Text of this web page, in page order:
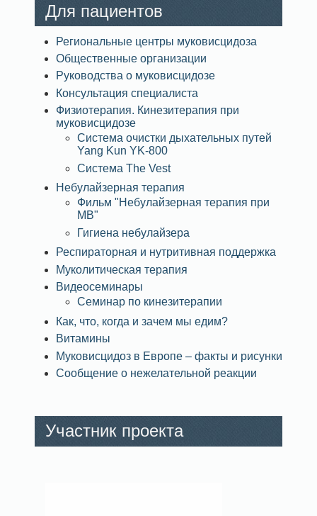
Для пациентов
Региональные центры муковисцидоза
Общественные организации
Руководства о муковисцидозе
Консультация специалиста
Физиотерапия. Кинезитерапия при
муковисцидозе
Система очистки дыхательных путей
Yang Kun YK-800
Система The Vest
Небулайзерная терапия
Фильм "Небулайзерная терапия при
МВ"
Гигиена небулайзера
Респираторная и нутритивная поддержка
Муколитическая терапия
Видеосеминары
Семинар по кинезитерапии
Как, что, когда и зачем мы едим?
Витамины
Муковисцидоз в Европе – факты и рисунки
Сообщение о нежелательной реакции
Участник проекта